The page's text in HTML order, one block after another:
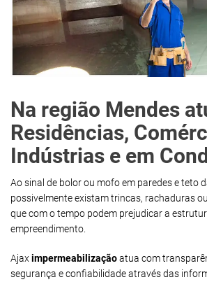
Na região Mendes
Residências,
Indústrias e em
Ao sinal de bolor ou mofo em paredes e teto
possivelmente existam trincas, rachaduras
que com o tempo podem prejudicar a
empreendimento.
Ajaximpermeabilizaçãoatua com
segurança e confiabilidade através das